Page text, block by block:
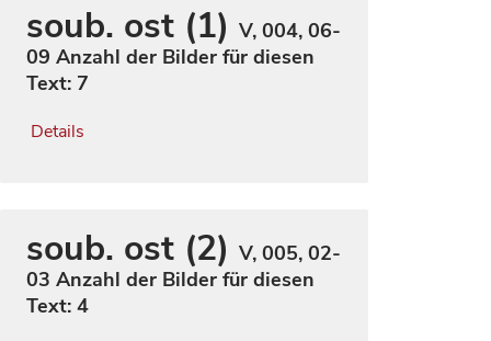
soub. ost (1) V, 004, 06-
09 Anzahl der Bilder für diesen
Text: 7
Details
soub. ost (2) V, 005, 02-
03 Anzahl der Bilder für diesen
Text: 4